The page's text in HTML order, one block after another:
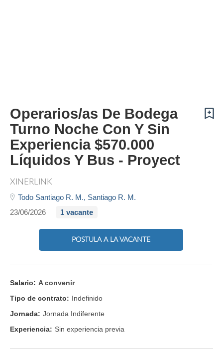
Operarios/as De Bodega
Turno Noche Con Y Sin
Experiencia $570.000
Líquidos Y Bus - Proyect
XINERLINK
Todo Santiago R. M., Santiago R. M.
23/06/2026
1 vacante
POSTULA A LA VACANTE
Salario: A convenir
Tipo de contrato: Indefinido
Jornada: Jornada Indiferente
Experiencia: Sin experiencia previa